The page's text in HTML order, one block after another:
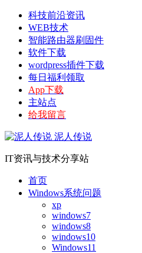
科技前沿资讯
WEB技术
智能路由器刷固件
软件下载
wordpress插件下载
每日福利领取
App下载
主站点
给我留言
泥人传说
IT资讯与技术分享站
首页
Windows系统问题
xp
windows7
windows8
windows10
Windows11